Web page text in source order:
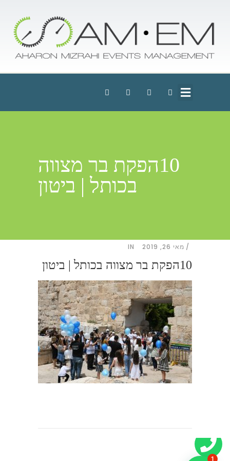
10הפקת בר מצווה
בכותל | ביטון
מאי 26, 2019 IN
10הפקת בר מצווה בכותל | ביטון
1